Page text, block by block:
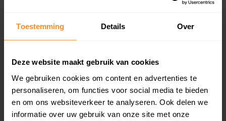
Toestemming Details Over
Deze website maakt gebruik van cookies
We gebruiken cookies om content en advertenties te
personaliseren, om functies voor social media te bieden
en om ons websiteverkeer te analyseren. Ook delen we
informatie over uw gebruik van onze site met onze
3%
Inwoners
Type huishoudens